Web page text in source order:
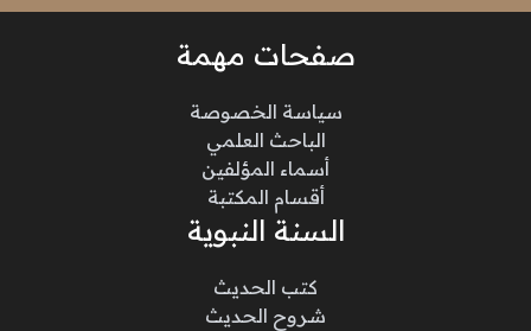
صفحات مهمة
سياسة الخصوصة
الباحث العلمي
أسماء المؤلفين
أقسام المكتبة
السنة النبوية
كتب الحديث
شروح الحديث